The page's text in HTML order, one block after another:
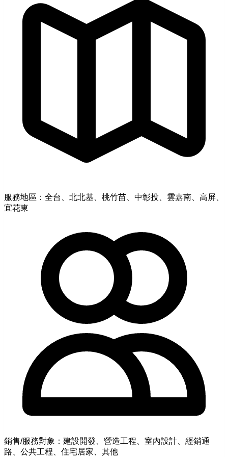
服務地區：全台、北北基、桃竹苗、中彰投、雲嘉南、高屏、
宜花東
銷售/服務對象：建設開發、營造工程、室內設計、經銷通
路、公共工程、住宅居家、其他